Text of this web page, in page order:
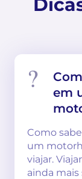
em
Como
um
viajar.
ainda mais